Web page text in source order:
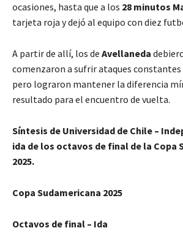
ocasiones, hasta que a los 28 minutos
tarjeta roja y dejó al equipo con diez
A partir de allí, los de Avellaneda
comenzaron a sufrir ataques
pero lograron mantener la diferencia
resultado para el encuentro de vuelta.
Síntesis de Universidad de Chile –
ida de los octavos de final de la Copa
2025.
Copa Sudamericana 2025
Octavos de final – Ida